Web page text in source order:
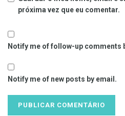
próxima vez que eu comentar.
Notify me of follow-up comments
Notify me of new posts by email.